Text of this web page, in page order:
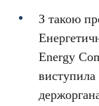
З такою
Energy
виступила